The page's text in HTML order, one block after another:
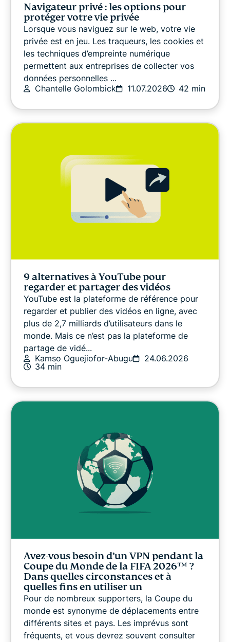
Liberté sur Internet
DERNIERS ARTICLES
Sécurité en ligne
Autres
Confidentialité
Confidentialité
Divertissement
Guides pratiques
Guides sur les VPN
Navigateur privé : les options pour
protéger votre vie privée
Lorsque vous naviguez sur le web, votre vie
privée est en jeu. Les traqueurs, les cookies et
les techniques d’empreinte numérique
permettent aux entreprises de collecter vos
données personnelles ...
Chantelle Golombick
11.07.2026 42 min
9 alternatives à YouTube pour
regarder et partager des vidéos
YouTube est la plateforme de référence pour
regarder et publier des vidéos en ligne, avec
plus de 2,7 milliards d’utilisateurs dans le
monde. Mais ce n’est pas la plateforme de
partage de vidé...
Kamso Oguejiofor-Abugu
24.06.2026
34 min
Avez-vous besoin d’un VPN pendant la
Coupe du Monde de la FIFA 2026™️ ?
Dans quelles circonstances et à
quelles fins en utiliser un
Pour de nombreux supporters, la Coupe du
monde est synonyme de déplacements entre
différents sites et pays. Les imprévus sont
fréquents, et vous devrez souvent consulter